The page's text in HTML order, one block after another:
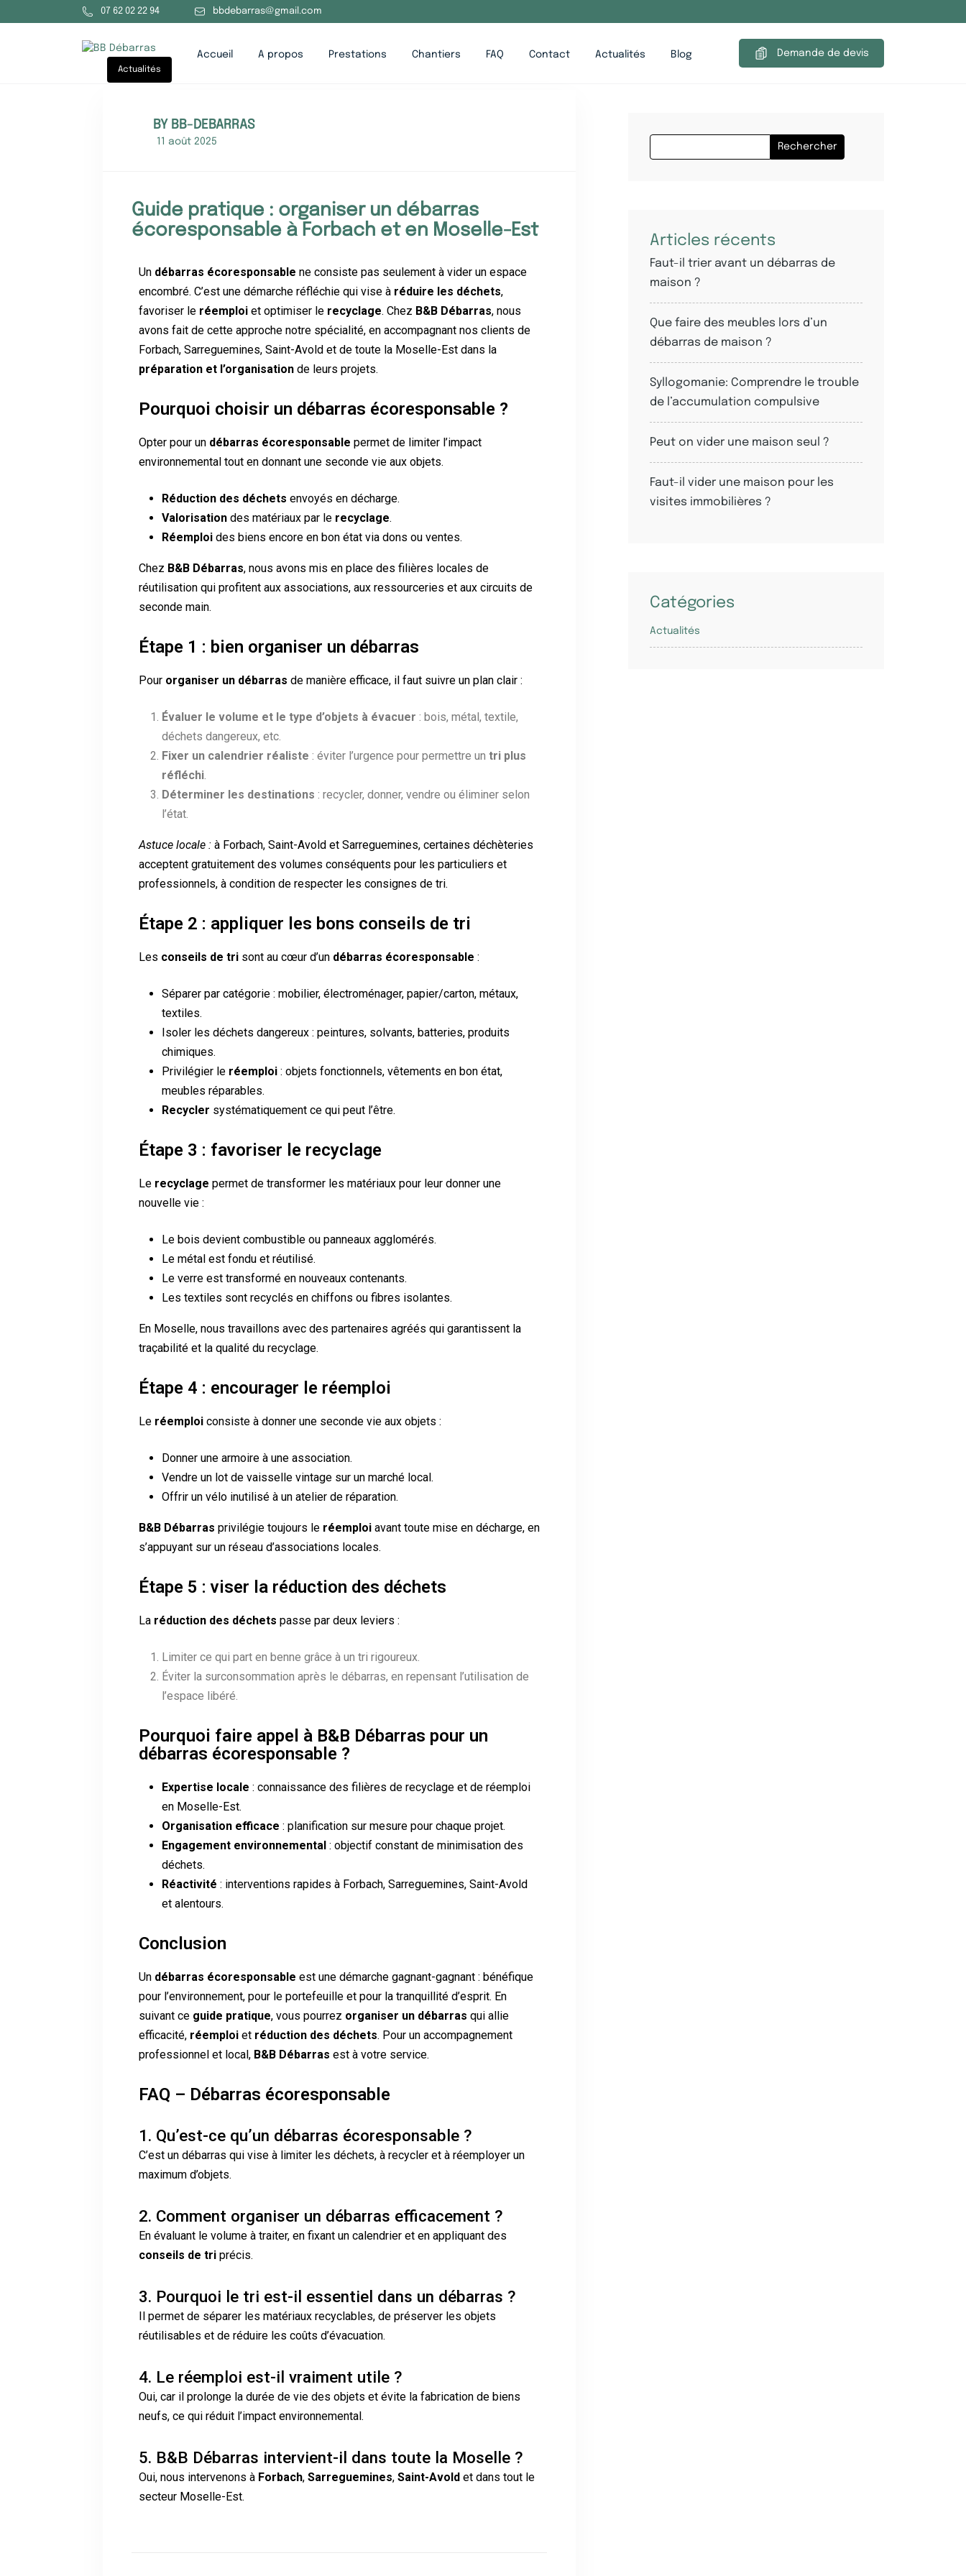
07 62 02 22 94 bbdebarras@gmail.com
Accueil A propos Prestations Chantiers FAQ Contact Actualités Blog Demande de devis
Actualités
BY BB-DEBARRAS
11 août 2025
Guide pratique : organiser un débarras
écoresponsable à Forbach et en Moselle-Est
Un débarras écoresponsable ne consiste pas seulement à vider un espace
encombré. C’est une démarche réfléchie qui vise à réduire les déchets,
favoriser le réemploiet optimiser le recyclage. Chez B&B Débarras, nous
avons fait de cette approche notre spécialité, en accompagnant nos clients de
Forbach, Sarreguemines, Saint-Avold et de toute la Moselle-Est dans la
préparation et l’organisationde leurs projets.
Pourquoi choisir un débarras écoresponsable ?
Opter pour un débarras écoresponsable permet de limiter l’impact
environnemental tout en donnant une seconde vie aux objets.
Réduction des déchets envoyés en décharge.
Valorisationdes matériaux par le recyclage.
Réemploides biens encore en bon état via dons ou ventes.
Chez B&B Débarras, nous avons mis en place des filières locales de
réutilisation qui profitent aux associations, aux ressourceries et aux circuits de
seconde main.
Étape 1 : bien organiser un débarras
Pour organiser un débarras de manière efficace, il faut suivre un plan clair :
Évaluer le volume et le type d’objets à évacuer : bois, métal, textile,
déchets dangereux, etc.
Fixer un calendrier réaliste : éviter l’urgence pour permettre un tri plus
réfléchi.
Déterminer les destinations : recycler, donner, vendre ou éliminer selon
l’état.
Astuce locale :à Forbach, Saint-Avold et Sarreguemines, certaines déchèteries
acceptent gratuitement des volumes conséquents pour les particuliers et
professionnels, à condition de respecter les consignes de tri.
Étape 2 : appliquer les bons conseils de tri
Les conseils de trisont au cœur d’un débarras écoresponsable :
Séparer par catégorie : mobilier, électroménager, papier/carton, métaux,
textiles.
Isoler les déchets dangereux : peintures, solvants, batteries, produits
chimiques.
Privilégier le réemploi: objets fonctionnels, vêtements en bon état,
meubles réparables.
Recycler systématiquement ce qui peut l’être.
Étape 3 : favoriser le recyclage
Le recyclage permet de transformer les matériaux pour leur donner une
nouvelle vie :
Le bois devient combustible ou panneaux agglomérés.
Le métal est fondu et réutilisé.
Le verre est transformé en nouveaux contenants.
Les textiles sont recyclés en chiffons ou fibres isolantes.
En Moselle, nous travaillons avec des partenaires agréés qui garantissent la
traçabilité et la qualité du recyclage.
Étape 4 : encourager le réemploi
Le réemploiconsiste à donner une seconde vie aux objets :
Donner une armoire à une association.
Vendre un lot de vaisselle vintage sur un marché local.
Offrir un vélo inutilisé à un atelier de réparation.
B&B Débarras privilégie toujours le réemploiavant toute mise en décharge, en
s’appuyant sur un réseau d’associations locales.
Étape 5 : viser la réduction des déchets
La réduction des déchets passe par deux leviers :
Limiter ce qui part en benne grâce à un tri rigoureux.
Éviter la surconsommation après le débarras, en repensant l’utilisation de
l’espace libéré.
Pourquoi faire appel à B&B Débarras pour un
débarras écoresponsable ?
Expertise locale : connaissance des filières de recyclage et de réemploi
en Moselle-Est.
Organisation efficace : planification sur mesure pour chaque projet.
Engagement environnemental: objectif constant de minimisation des
déchets.
Réactivité : interventions rapides à Forbach, Sarreguemines, Saint-Avold
et alentours.
Conclusion
Un débarras écoresponsable est une démarche gagnant-gagnant : bénéfique
pour l’environnement, pour le portefeuille et pour la tranquillité d’esprit. En
suivant ce guide pratique, vous pourrez organiser un débarras qui allie
efficacité, réemploiet réduction des déchets. Pour un accompagnement
professionnel et local, B&B Débarras est à votre service.
FAQ – Débarras écoresponsable
1. Qu’est-ce qu’un débarras écoresponsable ?
C’est un débarras qui vise à limiter les déchets, à recycler et à réemployer un
maximum d’objets.
2. Comment organiser un débarras efficacement ?
En évaluant le volume à traiter, en fixant un calendrier et en appliquant des
conseils de triprécis.
3. Pourquoi le tri est-il essentiel dans un débarras ?
Il permet de séparer les matériaux recyclables, de préserver les objets
réutilisables et de réduire les coûts d’évacuation.
4. Le réemploi est-il vraiment utile ?
Oui, car il prolonge la durée de vie des objets et évite la fabrication de biens
neufs, ce qui réduit l’impact environnemental.
5. B&B Débarras intervient-il dans toute la Moselle ?
Oui, nous intervenons à Forbach, Sarreguemines, Saint-Avoldet dans tout le
secteur Moselle-Est.
Rechercher
Articles récents
Faut-il trier avant un débarras de
maison ?
Que faire des meubles lors d’un
débarras de maison ?
Syllogomanie: Comprendre le trouble
de l’accumulation compulsive
Peut on vider une maison seul ?
Faut-il vider une maison pour les
visites immobilières ?
Catégories
Actualités